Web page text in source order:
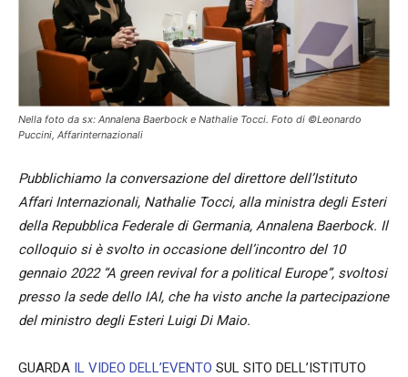
Nella foto da sx: Annalena Baerbock e Nathalie Tocci. Foto di ©Leonardo
Puccini, Affarinternazionali
Pubblichiamo la conversazione del direttore dell’Istituto
Affari Internazionali, Nathalie Tocci, alla ministra degli Esteri
della Repubblica Federale di Germania, Annalena Baerbock. Il
colloquio si è svolto in occasione dell’incontro del 10
gennaio 2022 “A green revival for a political Europe”, svoltosi
presso la sede dello IAI, che ha visto anche la partecipazione
del ministro degli Esteri Luigi Di Maio.
GUARDA IL VIDEO DELL’EVENTO SUL SITO DELL’ISTITUTO